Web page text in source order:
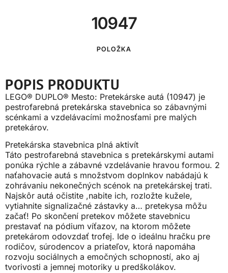
10947
POLOŽKA
POPIS PRODUKTU
LEGO® DUPLO® Mesto: Pretekárske autá (10947) je
pestrofarebná pretekárska stavebnica so zábavnými
scénkami a vzdelávacími možnosťami pre malých
pretekárov.
Pretekárska stavebnica plná aktivít
Táto pestrofarebná stavebnica s pretekárskymi autami
ponúka rýchle a zábavné vzdelávanie hravou formou. 2
naťahovacie autá s množstvom doplnkov nabádajú k
zohrávaniu nekonečných scénok na pretekárskej trati.
Najskôr autá očistite ,nabite ich, rozložte kužele,
vytiahnite signalizačné zástavky a… pretekysa môžu
začať! Po skončení pretekov môžete stavebnicu
prestavať na pódium víťazov, na ktorom môžete
pretekárom odovzdať trofej. Ide o ideálnu hračku pre
rodičov, súrodencov a priateľov, ktorá napomáha
rozvoju sociálnych a emočných schopností, ako aj
tvorivosti a jemnej motoriky u predškolákov.